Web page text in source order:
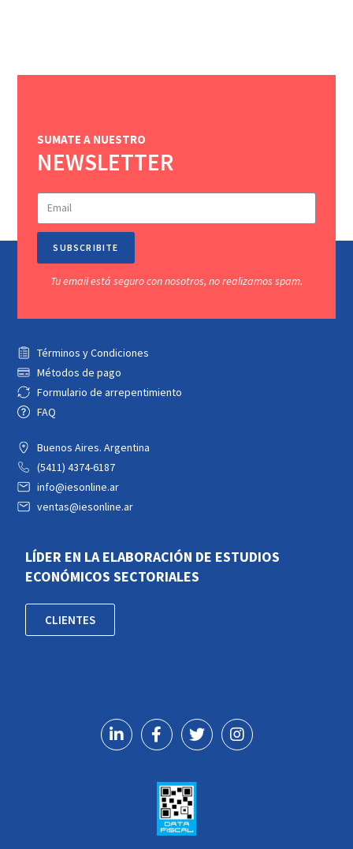
SUMATE A NUESTRO
NEWSLETTER
SUBSCRIBITE
Tu email está seguro con nosotros, no realizamos spam.
Términos y Condiciones
Métodos de pago
Formulario de arrepentimiento
FAQ
Buenos Aires. Argentina
(5411) 4374-6187
info@iesonline.ar
ventas@iesonline.ar
LÍDER EN LA ELABORACIÓN DE ESTUDIOS
ECONÓMICOS SECTORIALES
CLIENTES